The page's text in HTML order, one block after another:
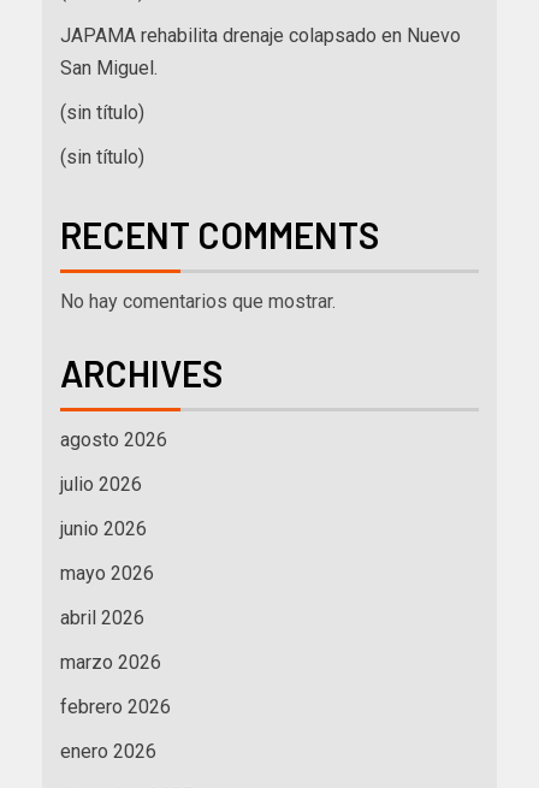
JAPAMA rehabilita drenaje colapsado en Nuevo
San Miguel.
(sin título)
(sin título)
RECENT COMMENTS
No hay comentarios que mostrar.
ARCHIVES
agosto 2026
julio 2026
junio 2026
mayo 2026
abril 2026
marzo 2026
febrero 2026
enero 2026